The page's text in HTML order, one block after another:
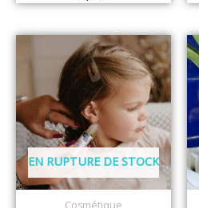
EN RUPTURE DE STOCK
Cosmétique